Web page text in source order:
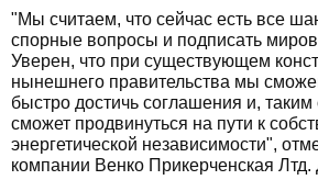
"Мы считаем, что сейчас есть все
спорные вопросы и подписать
Уверен, что при существующем
нынешнего правительства мы
быстро достичь соглашения и,
сможет продвинуться на пути к
энергетической независимости",
компании Венко Прикерченская